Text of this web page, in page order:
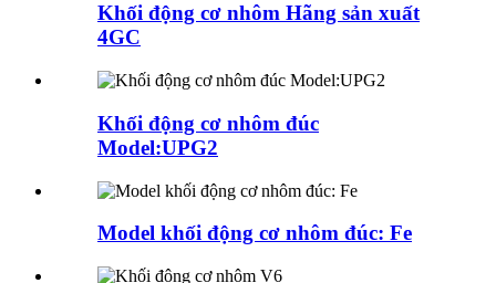
Khối động cơ nhôm Hãng sản xuất
4GC
Khối động cơ nhôm đúc
Model:UPG2
Model khối động cơ nhôm đúc: Fe